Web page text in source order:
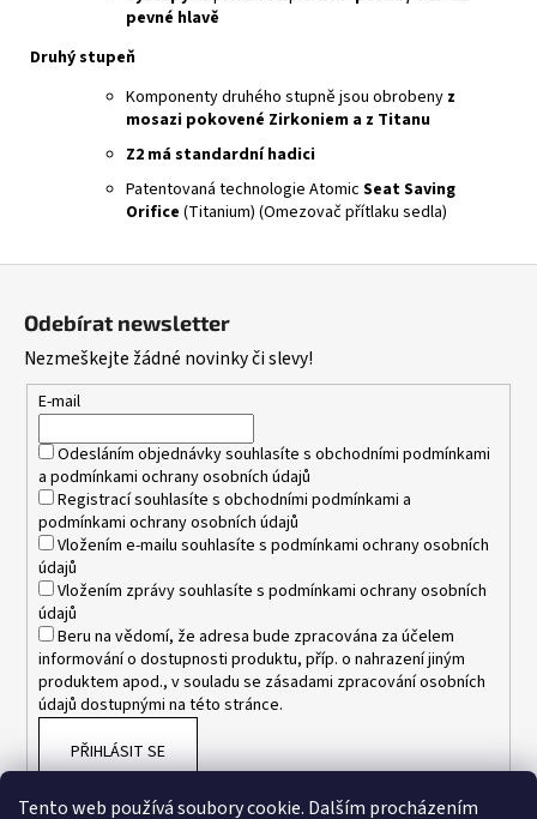
Tento web používá soubory cookie. Dalším procházením
pevné hlavě
Druhý stupeň
Komponenty druhého stupně jsou obrobeny z
mosazi pokovené Zirkoniem a z Titanu
Z2 má standardní hadici
Patentovaná technologie Atomic Seat Saving
Orifice (Titanium) (Omezovač přítlaku sedla)
Odebírat newsletter
Nezmeškejte žádné novinky či slevy!
E-mail
Odesláním objednávky souhlasíte s obchodními podmínkami
a podmínkami ochrany osobních údajů
Registrací souhlasíte s obchodními podmínkami a
podmínkami ochrany osobních údajů
Vložením e-mailu souhlasíte s podmínkami ochrany osobních
údajů
Vložením zprávy souhlasíte s podmínkami ochrany osobních
údajů
Beru na vědomí, že adresa bude zpracována za účelem
informování o dostupnosti produktu, příp. o nahrazení jiným
produktem apod., v souladu se zásadami zpracování osobních
údajů dostupnými na této stránce.
PŘIHLÁSIT SE